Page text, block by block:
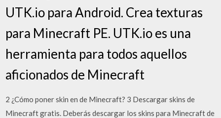
UTK.io para Android. Crea texturas
para Minecraft PE. UTK.io es una
herramienta para todos aquellos
aficionados de Minecraft
2 ¿Cómo poner skin en de Minecraft? 3 Descargar skins de
Minecraft gratis. Deberás descargar los skins para Minecraft de